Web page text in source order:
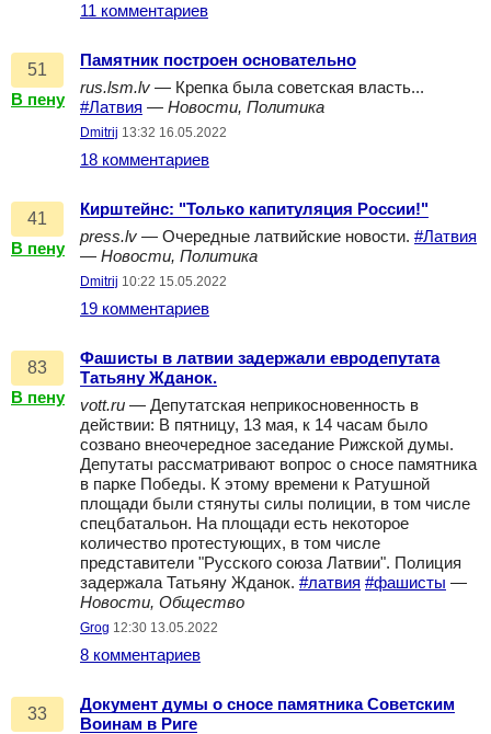
11 комментариев
51
В пену
Памятник построен основательно
rus.lsm.lv — Крепка была советская власть...
#Латвия — Новости, Политика
Dmitrij 13:32 16.05.2022
18 комментариев
41
В пену
Кирштейнс: "Только капитуляция России!"
press.lv — Очередные латвийские новости. #Латвия
— Новости, Политика
Dmitrij 10:22 15.05.2022
19 комментариев
83
В пену
Фашисты в латвии задержали евродепутата
Татьяну Жданок.
vott.ru — Депутатская неприкосновенность в
действии: В пятницу, 13 мая, к 14 часам было
созвано внеочередное заседание Рижской думы.
Депутаты рассматривают вопрос о сносе памятника
в парке Победы. К этому времени к Ратушной
площади были стянуты силы полиции, в том числе
спецбатальон. На площади есть некоторое
количество протестующих, в том числе
представители "Русского союза Латвии". Полиция
задержала Татьяну Жданок. #латвия #фашисты —
Новости, Общество
Grog 12:30 13.05.2022
8 комментариев
33
Документ думы о сносе памятника Советским
Воинам в Риге